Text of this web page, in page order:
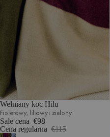
Wełniany koc Hilu
Fioletowy, liliowy i zielony
Sale cena €98
Cena regularna €115